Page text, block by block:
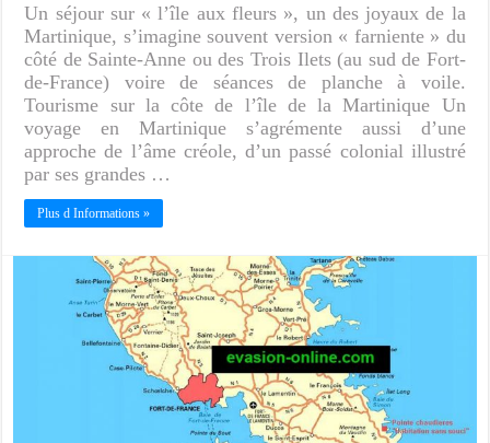
Un séjour sur « l’île aux fleurs », un des joyaux de la
Martinique, s’imagine souvent version « farniente » du
côté de Sainte-Anne ou des Trois Ilets (au sud de Fort-
de-France) voire de séances de planche à voile.
Tourisme sur la côte de l’île de la Martinique Un
voyage en Martinique s’agrémente aussi d’une
approche de l’âme créole, d’un passé colonial illustré
par ses grandes …
Plus d Informations »